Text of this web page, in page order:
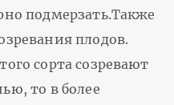
подмерзать.Также
плодов.
сорта созревают
то в более